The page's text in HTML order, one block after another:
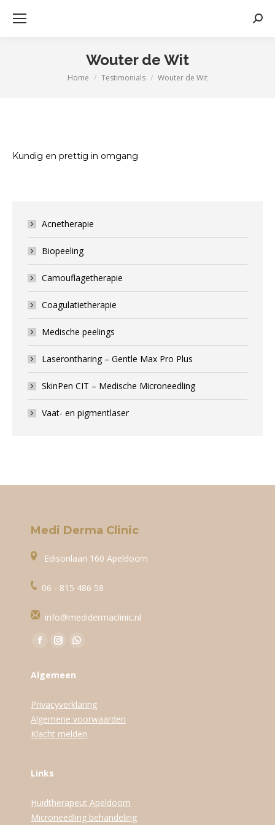
Wouter de Wit
Je bent hier:
Home Testimonials Wouter de Wit
Kundig en prettig in omgang
Acnetherapie
Biopeeling
Camouflagetherapie
Coagulatietherapie
Medische peelings
Laserontharing – Gentle Max Pro Plus
SkinPen CIT – Medische Microneedling
Vaat- en pigmentlaser
Medi Derma Clinic
Edisonlaan 160 Apeldoorn
06 - 815 486 58
info@medidermaclinic.nl
Vind ons op:
Facebook
opens
new
window
Instagram
opens
new
window
WhatsApp
new
window
Algemeen
Privacyverklaring
Algemene voorwaarden
Klacht melden
Links
Huidtherapeut Apeldoorn
Microneedling behandeling